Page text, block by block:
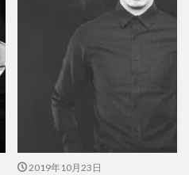
2019年10月23日